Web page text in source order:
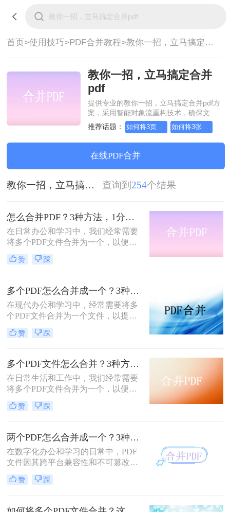
首页>使用技巧>PDF合并教程> 教你一招，立马搞定合并pdf
教你一招，立马搞定合并
pdf
提供专业的教你一招，立马搞定合并pdf方
案，采用智能对象流重构技术，确保文档
1:1高保真还原且排版不乱码。支持一键批
量处理，全链路 SSL 加密保障隐私安全。
助您快速实现教你一招，立马搞定合并
pdf，无需安装，高效办公。
推荐话题： 如何将3页pdf合并为1页
在线PDF合并
教你一招，立马搞定合并pdf 查询到 254个结果
怎么合并PDF？3种方法，1分钟轻松搞定！！
在日常办公和学习中，我们经常需要
将多个PDF文件合并为一个，以便于
分享、存储和管理。那么怎么合并pdf
呢？本文将介绍四种合并PDF的方
任务。
赞 踩
多个PDF怎么合并成一个？3种方法，1分钟全搞定！！
在现代办公和学习中，经常需要将多
个PDF文件合并为一个文件，以提高
文档管理的便利性和效率。那么多个
pdf怎么合并成一个pdf呢？本文将介
赞 踩
多个PDF文件怎么合并？3种方法，1分钟轻松搞定！!
在日常生活和工作中，我们经常需要
将多个PDF文件合并为一个，以便于
分享、存档或打印。那么如何合并pdf
文件呢？本文将介绍三种常用的PDF
赞 踩
两个PDF怎么合并成一个？3种方法，1分钟轻松搞定！
在数字化办公和学习的日常中，PDF
文件因其跨平台兼容性和不可篡改性
而广受欢迎。然而，当需要处理多个
PDF文件时，将它们合并成一个文件
两个PDF文件呢？本文将介绍三种合
赞 踩